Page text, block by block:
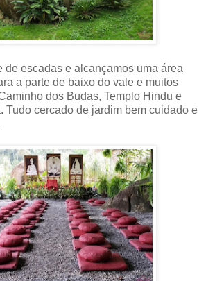
de escadas e alcançamos uma área
a parte de baixo do vale e muitos
dos Budas, Templo Hindu e
Tudo cercado de jardim bem cuidado e